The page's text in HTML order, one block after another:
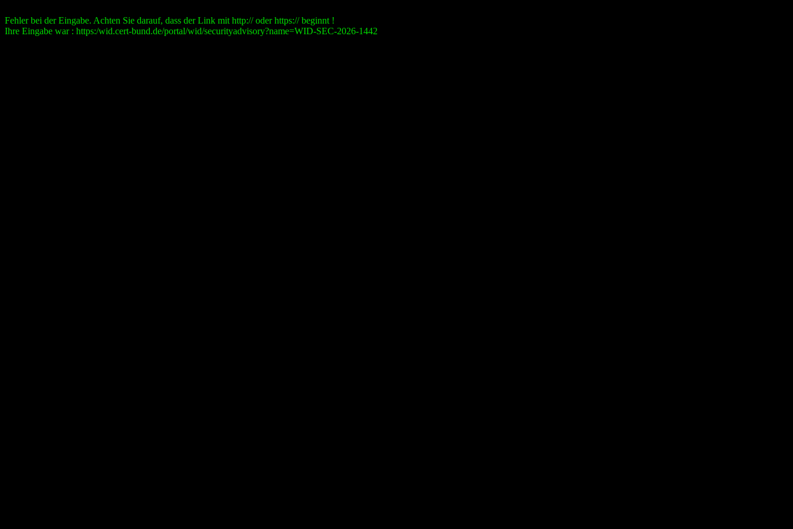
Fehler bei der Eingabe. Achten Sie darauf, dass der Link mit http:// oder https:// beginnt !
Ihre Eingabe war : https:/wid.cert-bund.de/portal/wid/securityadvisory?name=WID-SEC-2026-1442